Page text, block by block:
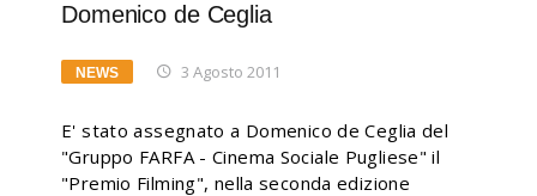
Domenico de Ceglia
NEWS 3 Agosto 2011
E' stato assegnato a Domenico de Ceglia del
"Gruppo FARFA - Cinema Sociale Pugliese" il
"Premio Filming", nella seconda edizione